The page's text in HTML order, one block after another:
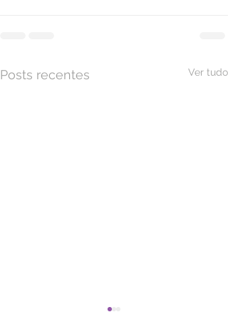
Posts recentes Ver tudo